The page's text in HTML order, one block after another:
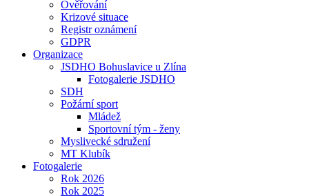
Ověřování
Krizové situace
Registr oznámení
GDPR
Organizace
JSDHO Bohuslavice u Zlína
Fotogalerie JSDHO
SDH
Požární sport
Mládež
Sportovní tým - ženy
Myslivecké sdružení
MT Klubík
Fotogalerie
Rok 2026
Rok 2025